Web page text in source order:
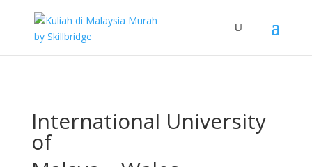
International University
of